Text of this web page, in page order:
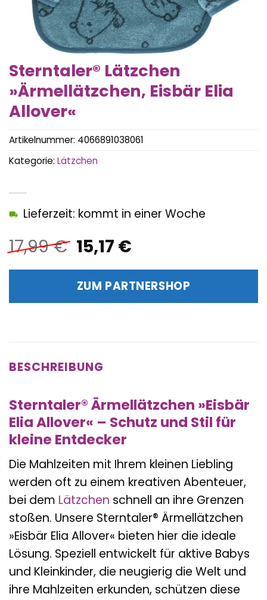
Sterntaler® Lätzchen
»Ärmellätzchen, Eisbär Elia
Allover«
17,99€ Ursprünglicher
Preis
war:
17,99 €
15,17 €Aktueller
ist:
15,17 €.
Lieferzeit: kommt in einer Woche
ZUM PARTNERSHOP
Artikelnummer: 4066891038061
Kategorie: Lätzchen
BESCHREIBUNG
Sterntaler® Ärmellätzchen »Eisbär
Elia Allover« – Schutz und Stil für
kleine Entdecker
Die Mahlzeiten mit Ihrem kleinen Liebling
werden oft zu einem kreativen Abenteuer,
bei dem Lätzchen schnell an ihre Grenzen
stoßen. Unsere Sterntaler® Ärmellätzchen
»Eisbär Elia Allover« bieten hier die ideale
Lösung. Speziell entwickelt für aktive Babys
und Kleinkinder, die neugierig die Welt und
ihre Mahlzeiten erkunden, schützen diese